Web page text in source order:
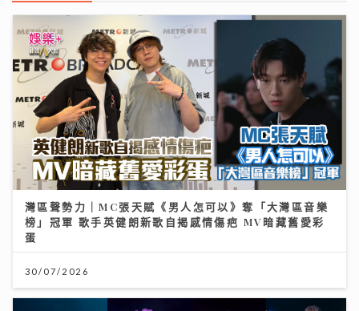
灣區聲勢力｜MC張天賦《男人怎可以》奪「大灣區音樂
榜」冠軍 歌手英健朗新歌自揭感情傷疤 MV暗藏舊愛彩
蛋
30/07/2026